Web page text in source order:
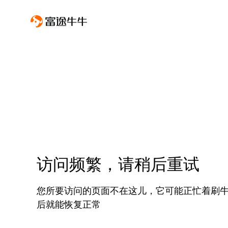
访问频繁，请稍后重试
您所要访问的页面不在这儿，它可能正忙着刷
后就能恢复正常